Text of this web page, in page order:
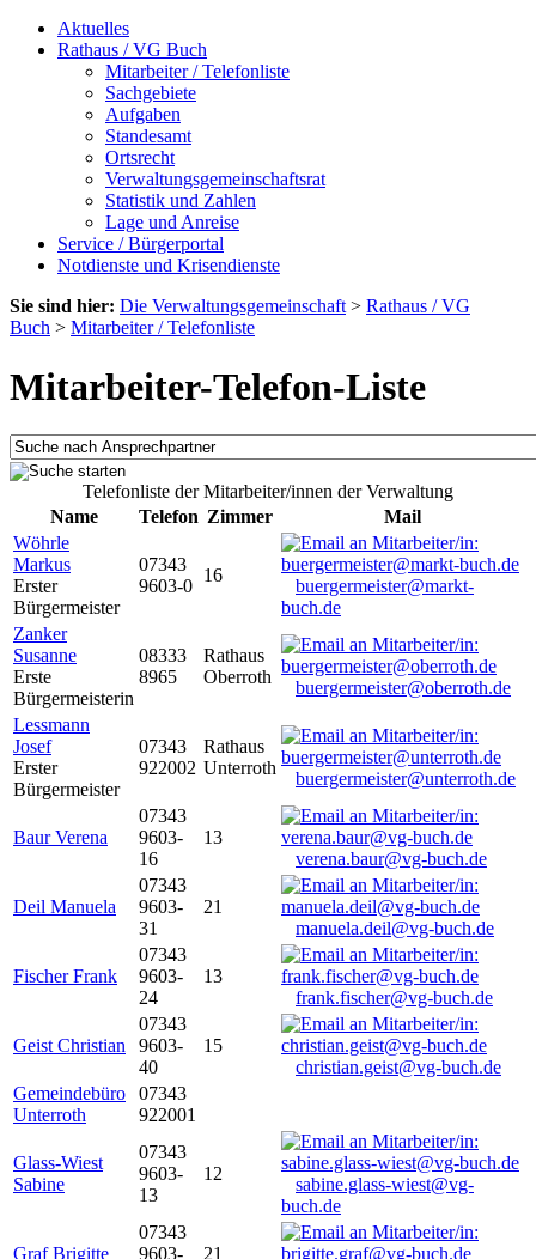
Aktuelles
Rathaus / VG Buch
Mitarbeiter / Telefonliste
Sachgebiete
Aufgaben
Standesamt
Ortsrecht
Verwaltungsgemeinschaftsrat
Statistik und Zahlen
Lage und Anreise
Service / Bürgerportal
Notdienste und Krisendienste
Sie sind hier: Die Verwaltungsgemeinschaft > Rathaus / VG
Buch > Mitarbeiter / Telefonliste
Mitarbeiter-Telefon-Liste
Telefonliste der Mitarbeiter/innen der Verwaltung
Name
Telefon Zimmer
Mail
Wöhrle
Markus
Erster
Bürgermeister
07343
9603-0
16
buergermeister@markt-
buch.de
Zanker
Susanne
Erste
Bürgermeisterin
08333
8965
Rathaus
Oberroth
buergermeister@oberroth.de
Lessmann
Josef
Erster
Bürgermeister
07343
922002
Rathaus
Unterroth
buergermeister@unterroth.de
Baur Verena
07343
9603-
16
13
verena.baur@vg-buch.de
Deil Manuela
07343
9603-
31
21
manuela.deil@vg-buch.de
Fischer Frank
07343
9603-
24
13
frank.fischer@vg-buch.de
Geist Christian
07343
9603-
40
15
christian.geist@vg-buch.de
Gemeindebüro
Unterroth
07343
922001
Glass-Wiest
Sabine
07343
9603-
13
12
sabine.glass-wiest@vg-
buch.de
Graf Brigitte
07343
9603-
21